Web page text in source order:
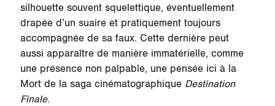
silhouette souvent squelettique, éventuellement
drapée d’un suaire et pratiquement toujours
accompagnée de sa faux. Cette dernière peut
aussi apparaître de manière immatérielle, comme
une présence non palpable, une pensée ici à la
Mort de la saga cinématographique Destination
Finale.